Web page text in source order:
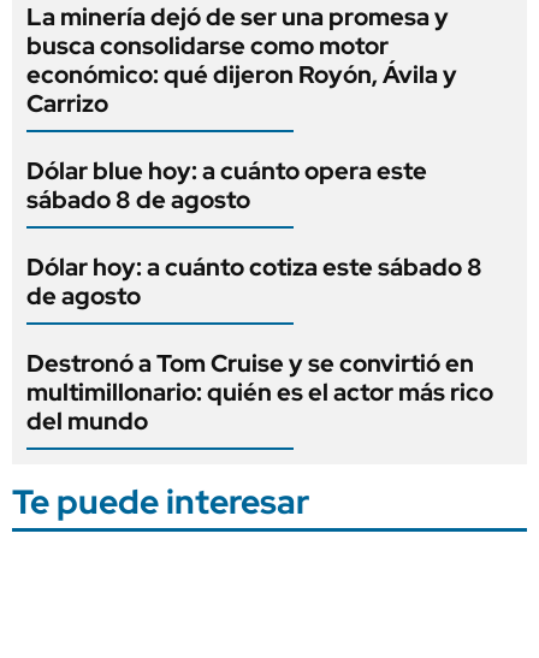
La minería dejó de ser una promesa y
busca consolidarse como motor
económico: qué dijeron Royón, Ávila y
Carrizo
Dólar blue hoy: a cuánto opera este
sábado 8 de agosto
Dólar hoy: a cuánto cotiza este sábado 8
de agosto
Destronó a Tom Cruise y se convirtió en
multimillonario: quién es el actor más rico
del mundo
Te puede interesar